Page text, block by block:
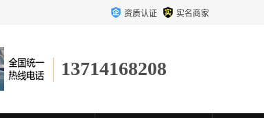
资质认证 实名商家
13714168208